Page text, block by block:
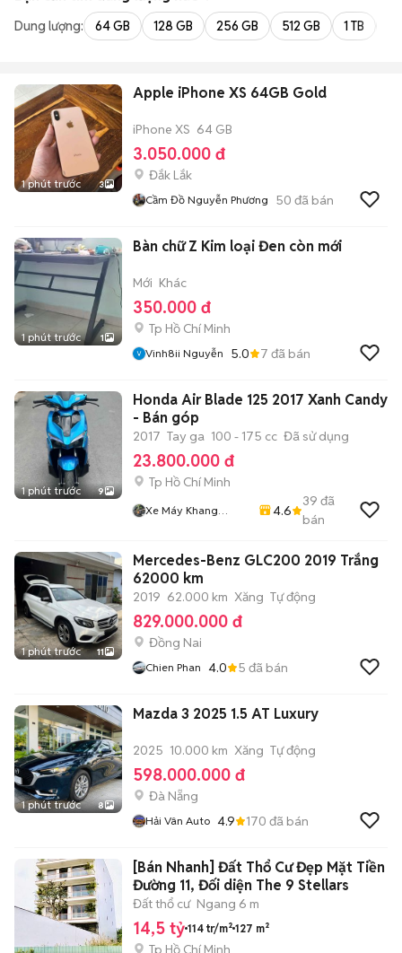
Dung lượng: 64 GB 128 GB 256 GB 512 GB 1 TB
1 phút trước 3
Apple iPhone XS 64GB Gold
iPhone XS 64 GB
3.050.000 đ
Đắk Lắk
Cầm Đồ Nguyễn Phương 50 đã bán
1 phút trước 1
Bàn chữ Z Kim loại Đen còn mới
Mới Khác
350.000 đ
Tp Hồ Chí Minh
Vinh8ii Nguyễn 5.0 7 đã bán
1 phút trước 9
Honda Air Blade 125 2017 Xanh Candy
- Bán góp
2017 Tay ga 100 - 175 cc Đã sử dụng
23.800.000 đ
Tp Hồ Chí Minh
Xe Máy Khang
4.6
39 đã
bán
1 phút trước 11
Mercedes-Benz GLC200 2019 Trắng
62000 km
2019 62.000 km Xăng Tự động
829.000.000 đ
Đồng Nai
Chien Phan 4.0 5 đã bán
1 phút trước 8
Mazda 3 2025 1.5 AT Luxury
2025 10.000 km Xăng Tự động
598.000.000 đ
Đà Nẵng
Hải Vân Auto 4.9 170 đã bán
[Bán Nhanh] Đất Thổ Cư Đẹp Mặt Tiền
Đường 11, Đối diện The 9 Stellars
Đất thổ cư Ngang 6 m
14,5 tỷ 114 tr/m² 127 m²
Tp Hồ Chí Minh